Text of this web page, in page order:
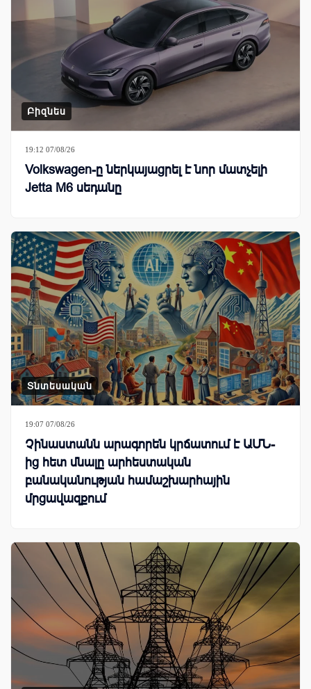
Բիզնես
19:12 07/08/26
Volkswagen-ը ներկայացրել է նոր մատչելի
Jetta M6 սեդանը
Տնտեսական
19:07 07/08/26
Չինաստանն արագորեն կրճատում է ԱՄՆ-
ից հետ մնալը արհեստական
բանականության համաշխարհային
մրցավազքում